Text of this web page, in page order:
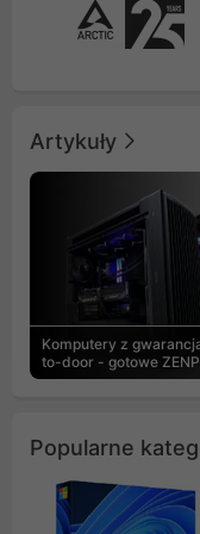
Artykuły
Komputery z
to-door - gotowe
Popularne